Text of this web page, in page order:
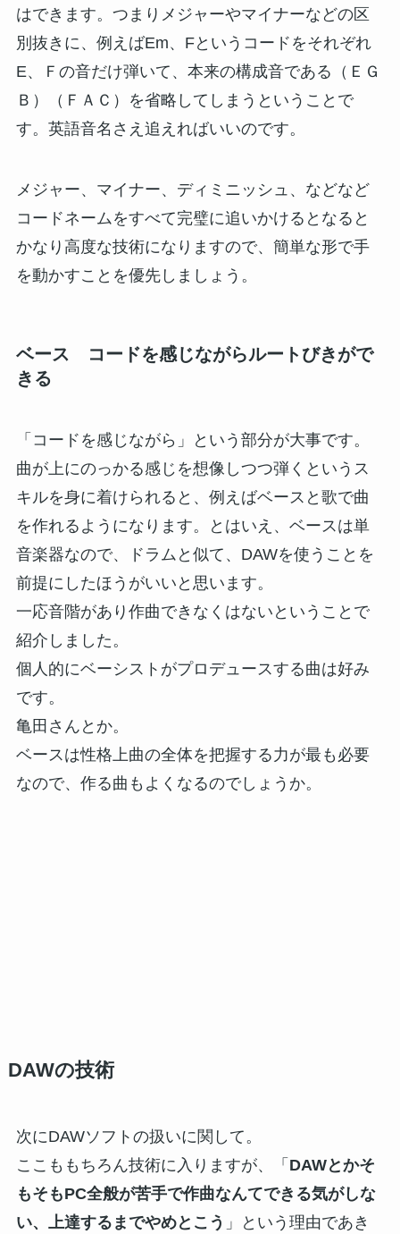
はできます。つまりメジャーやマイナーなどの区
別抜きに、例えばEm、Fというコードをそれぞれ
E、Ｆの音だけ弾いて、本来の構成音である（ＥＧ
Ｂ）（ＦＡＣ）を省略してしまうということで
す。英語音名さえ追えればいいのです。
メジャー、マイナー、ディミニッシュ、などなど
コードネームをすべて完璧に追いかけるとなると
かなり高度な技術になりますので、簡単な形で手
を動かすことを優先しましょう。
ベース コードを感じながらルートびきがで
きる
「コードを感じながら」という部分が大事です。
曲が上にのっかる感じを想像しつつ弾くというス
キルを身に着けられると、例えばベースと歌で曲
を作れるようになります。とはいえ、ベースは単
音楽器なので、ドラムと似て、DAWを使うことを
前提にしたほうがいいと思います。
一応音階があり作曲できなくはないということで
紹介しました。
個人的にベーシストがプロデュースする曲は好み
です。
亀田さんとか。
ベースは性格上曲の全体を把握する力が最も必要
なので、作る曲もよくなるのでしょうか。
DAWの技術
次にDAWソフトの扱いに関して。
ここももちろん技術に入りますが、「 DAWとかそ
もそもPC全般が苦手で作曲なんてできる気がしな
い、上達するまでやめとこう 」という理由であき